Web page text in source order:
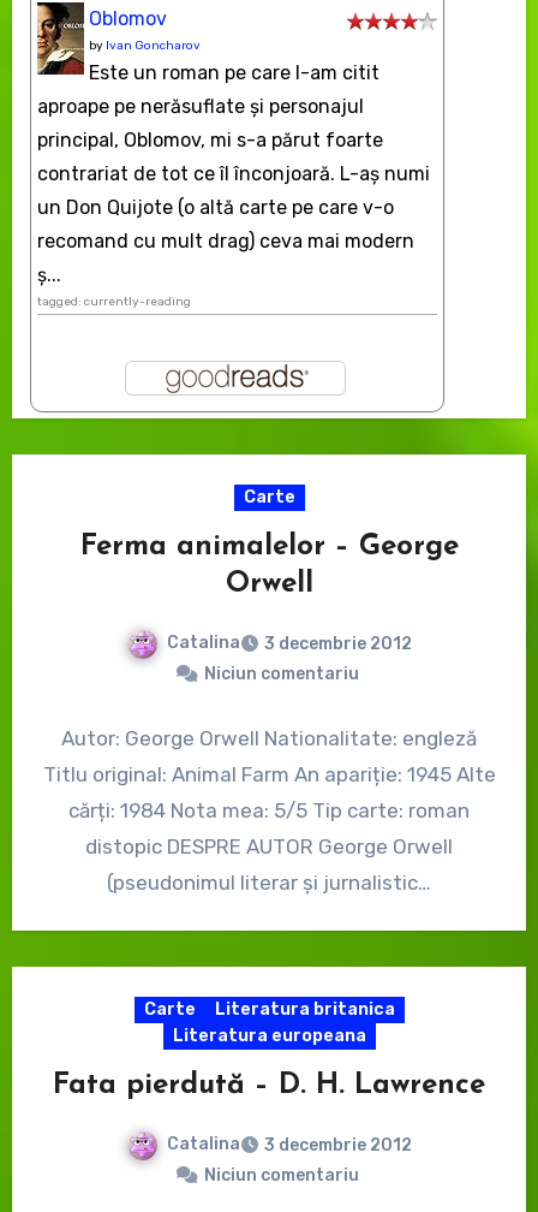
Oblomov
by Ivan Goncharov
Este un roman pe care l-am citit
aproape pe nerăsuflate şi personajul
principal, Oblomov, mi s-a părut foarte
contrariat de tot ce îl înconjoară. L-aş numi
un Don Quijote (o altă carte pe care v-o
recomand cu mult drag) ceva mai modern
ș...
tagged: currently-reading
Carte
Ferma animalelor – George
Orwell
Catalina
3 decembrie 2012
Niciun comentariu
Autor: George Orwell Nationalitate: engleză
Titlu original: Animal Farm An apariție: 1945 Alte
cărți: 1984 Nota mea: 5/5 Tip carte: roman
distopic DESPRE AUTOR George Orwell
(pseudonimul literar și jurnalistic…
Carte
Literatura britanica
Literatura europeana
Fata pierdută – D. H. Lawrence
Catalina
3 decembrie 2012
Niciun comentariu